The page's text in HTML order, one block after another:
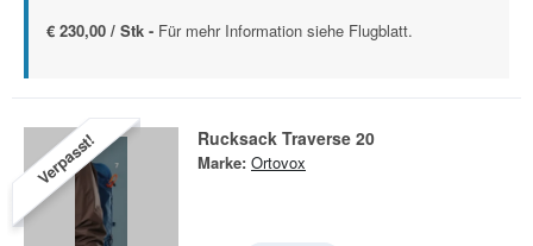
€ 230,00 / Stk - Für mehr Information siehe Flugblatt.
Verpasst! Rucksack Traverse 20
Marke: Ortovox